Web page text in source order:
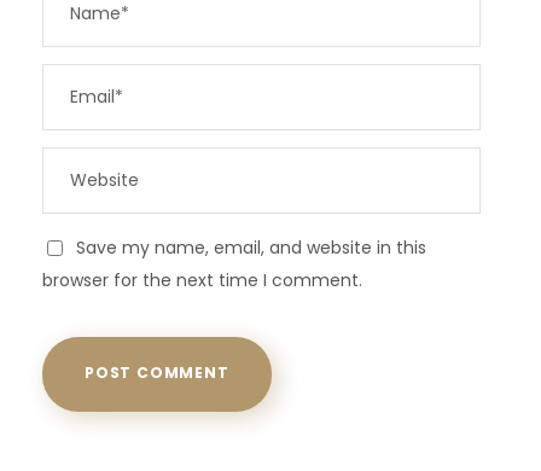
Save my name, email, and website in this
browser for the next time I comment.